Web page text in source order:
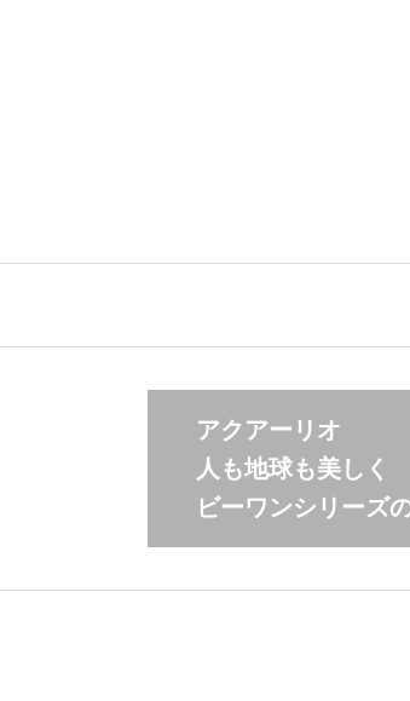
アクアーリオ
人も地球も美しく
ビーワンシリーズ